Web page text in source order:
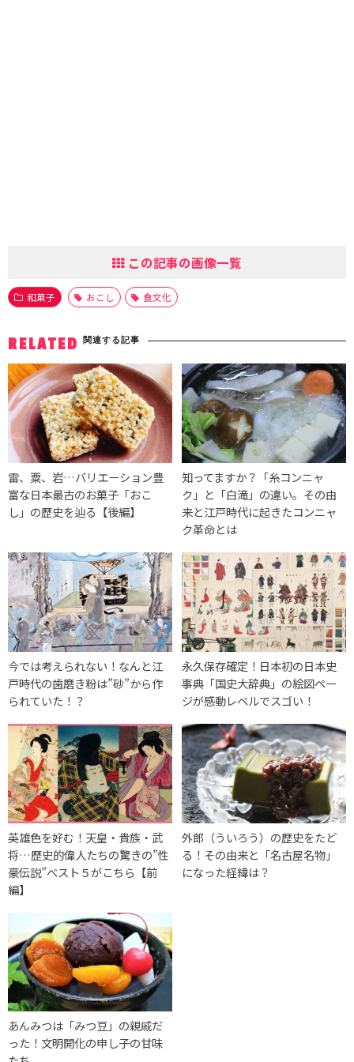
この記事の画像一覧
和菓子 おこし 食文化
RELATED 関連する記事
雷、粟、岩…バリエーション豊
富な日本最古のお菓子「おこ
し」の歴史を辿る【後編】
知ってますか？「糸コンニャ
ク」と「白滝」の違い。その由
来と江戸時代に起きたコンニャ
ク革命とは
今では考えられない！なんと江
戸時代の歯磨き粉は”砂”から作
られていた！？
永久保存確定！日本初の日本史
事典「国史大辞典」の絵図ペー
ジが感動レベルでスゴい！
英雄色を好む！天皇・貴族・武
将…歴史的偉人たちの驚きの”性
豪伝説”べスト５がこちら【前
編】
外郎（ういろう）の歴史をたど
る！その由来と「名古屋名物」
になった経緯は？
あんみつは「みつ豆」の親戚だ
った！文明開化の申し子の甘味